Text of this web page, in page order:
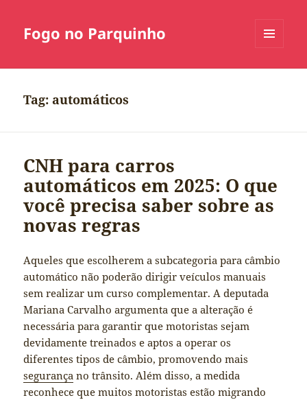
Fogo no Parquinho
Tag:automáticos
CNH para carros
automáticos em 2025: O que
você precisa saber sobre as
novas regras
Aqueles que escolherem a subcategoria para câmbio
automático não poderão dirigir veículos manuais
sem realizar um curso complementar. A deputada
Mariana Carvalho argumenta que a alteração é
necessária para garantir que motoristas sejam
devidamente treinados e aptos a operar os
diferentes tipos de câmbio, promovendo mais
segurança no trânsito. Além disso, a medida
reconhece que muitos motoristas estão migrando